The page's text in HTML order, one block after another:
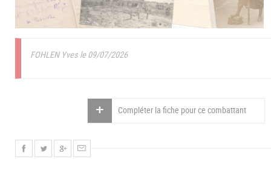
FOHLEN Yves le 09/07/2026
Compléter la fiche pour ce combattant